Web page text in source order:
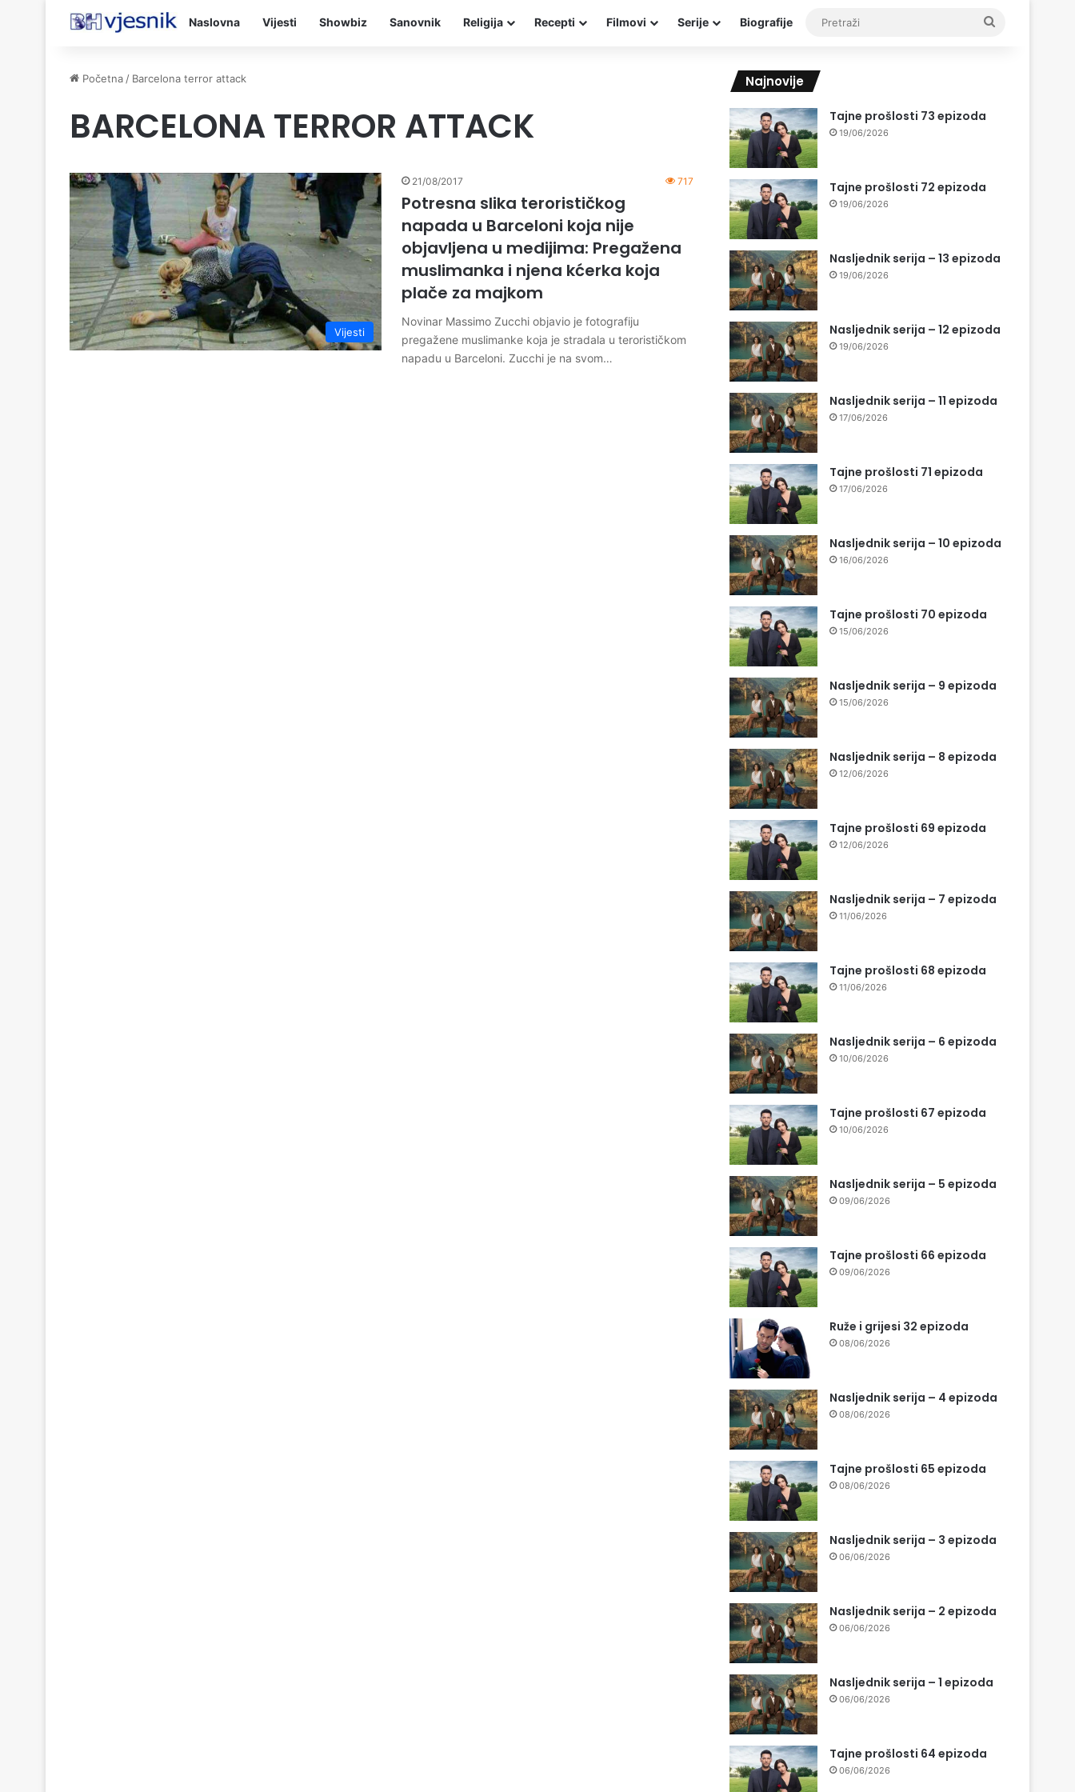
Naslovna Vijesti Showbiz Sanovnik Religija Recepti Filmovi Serije Biografije
Početna / Barcelona terror attack
BARCELONA TERROR ATTACK
Vijesti
21/08/2017 717
Potresna slika terorističkog
napada u Barceloni koja nije
objavljena u medijima: Pregažena
muslimanka i njena kćerka koja
plače za majkom
Novinar Massimo Zucchi objavio je fotografiju
pregažene muslimanke koja je stradala u terorističkom
napadu u Barceloni. Zucchi je na svom…
Najnovije
Tajne prošlosti 73 epizoda
19/06/2026
Tajne prošlosti 72 epizoda
19/06/2026
Nasljednik serija – 13 epizoda
19/06/2026
Nasljednik serija – 12 epizoda
19/06/2026
Nasljednik serija – 11 epizoda
17/06/2026
Tajne prošlosti 71 epizoda
17/06/2026
Nasljednik serija – 10 epizoda
16/06/2026
Tajne prošlosti 70 epizoda
15/06/2026
Nasljednik serija – 9 epizoda
15/06/2026
Nasljednik serija – 8 epizoda
12/06/2026
Tajne prošlosti 69 epizoda
12/06/2026
Nasljednik serija – 7 epizoda
11/06/2026
Tajne prošlosti 68 epizoda
11/06/2026
Nasljednik serija – 6 epizoda
10/06/2026
Tajne prošlosti 67 epizoda
10/06/2026
Nasljednik serija – 5 epizoda
09/06/2026
Tajne prošlosti 66 epizoda
09/06/2026
Ruže i grijesi 32 epizoda
08/06/2026
Nasljednik serija – 4 epizoda
08/06/2026
Tajne prošlosti 65 epizoda
08/06/2026
Nasljednik serija – 3 epizoda
06/06/2026
Nasljednik serija – 2 epizoda
06/06/2026
Nasljednik serija – 1 epizoda
06/06/2026
Tajne prošlosti 64 epizoda
06/06/2026